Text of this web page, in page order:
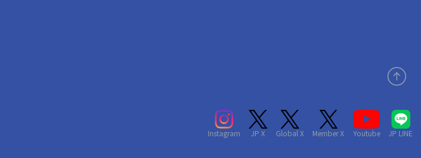
Instagram JP X Global X Member X Youtube JP LINE